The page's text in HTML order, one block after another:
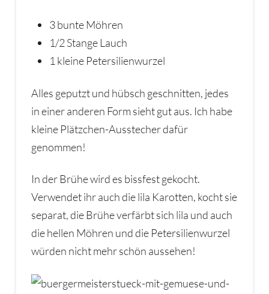
3 bunte Möhren
1/2 Stange Lauch
1 kleine Petersilienwurzel
Alles geputzt und hübsch geschnitten, jedes
in einer anderen Form sieht gut aus. Ich habe
kleine Plätzchen-Ausstecher dafür
genommen!
In der Brühe wird es bissfest gekocht.
Verwendet ihr auch die lila Karotten, kocht sie
separat, die Brühe verfärbt sich lila und auch
die hellen Möhren und die Petersilienwurzel
würden nicht mehr schön aussehen!